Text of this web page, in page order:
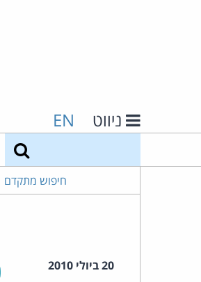
ניווט EN
חיפוש מתקדם
20 ביולי 2010